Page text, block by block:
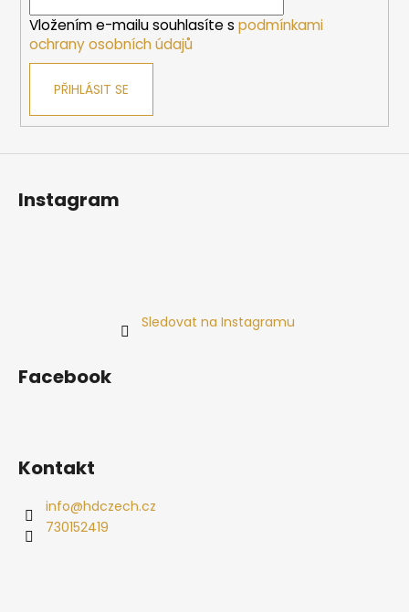
10
225
Kč
Vložením e-mailu souhlasíte s podmínkami
ochrany osobních údajů
PŘIHLÁSIT SE
Instagram
Sledovat na Instagramu
Facebook
Kontakt
info@hdczech.cz
730152419